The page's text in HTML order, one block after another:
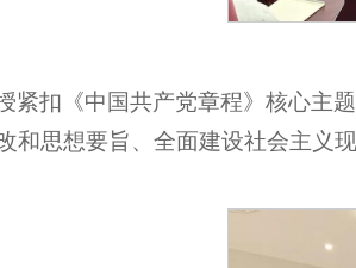
紧扣《中国共产党章程》核心主
和思想要旨、全面建设社会主义